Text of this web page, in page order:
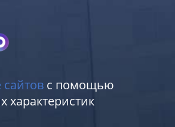
с помощью
характеристик